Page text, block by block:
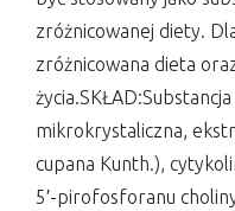
zróżnicowanej diety.
zróżnicowana dieta
mikrokrystaliczna,
cupana Kunth.),
5′-pirofosforanu